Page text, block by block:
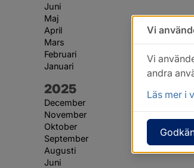
Juni
Maj
April
Mars
Februari
Januari
År:
2025
December
November
Oktober
September
Augusti
Juni
Vi
Vi
andra
Läs mer i